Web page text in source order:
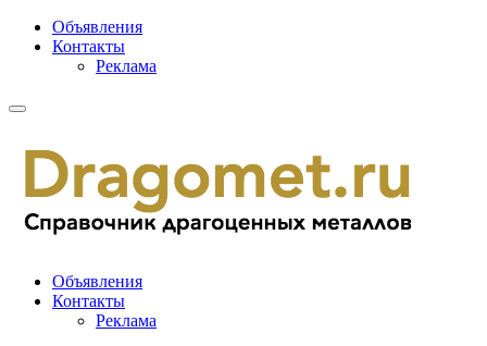
Объявления
Контакты
Реклама
Объявления
Контакты
Реклама